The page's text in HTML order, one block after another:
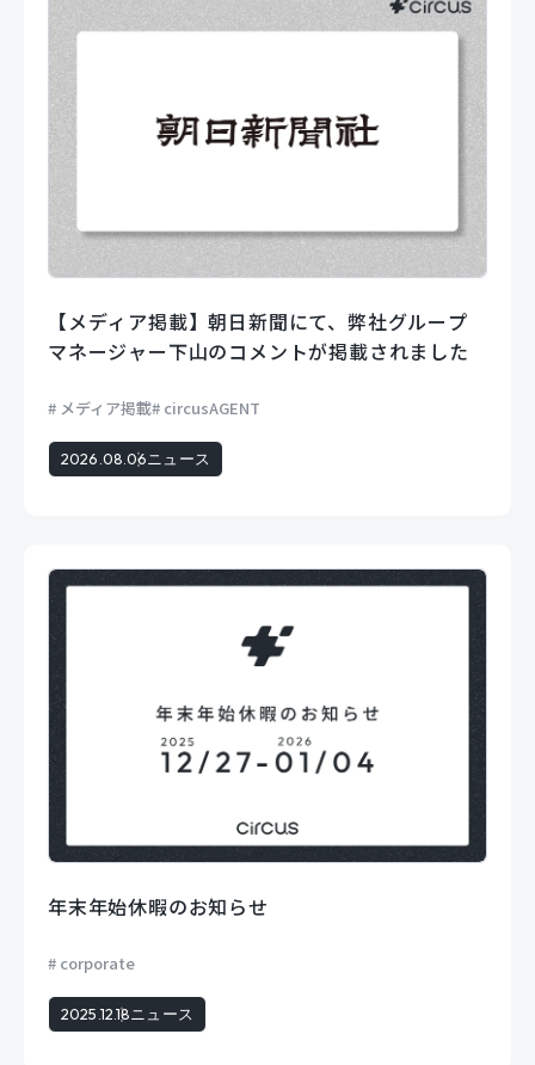
【メディア掲載】朝日新聞にて、弊社グループ
マネージャー下山のコメントが掲載されました
メディア掲載 circusAGENT
2026.08.06ニュース
年末年始休暇のお知らせ
corporate
2025.12.18ニュース